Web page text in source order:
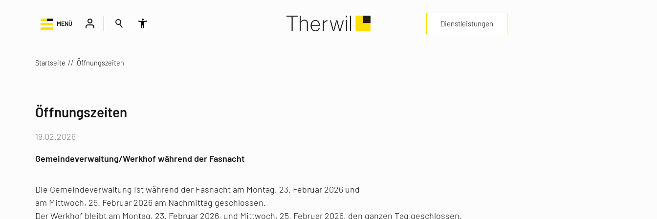
Dienstleistungen
MENÜ
Startseite Öffnungszeiten
Öffnungszeiten
19.02.2026
Gemeindeverwaltung/Werkhof während der Fasnacht
Die Gemeindeverwaltung ist während der Fasnacht am Montag, 23. Februar 2026 und
am Mittwoch, 25. Februar 2026 am Nachmittag geschlossen.
Der Werkhof bleibt am Montag, 23. Februar 2026, und Mittwoch, 25. Februar 2026, den ganzen Tag geschlossen.